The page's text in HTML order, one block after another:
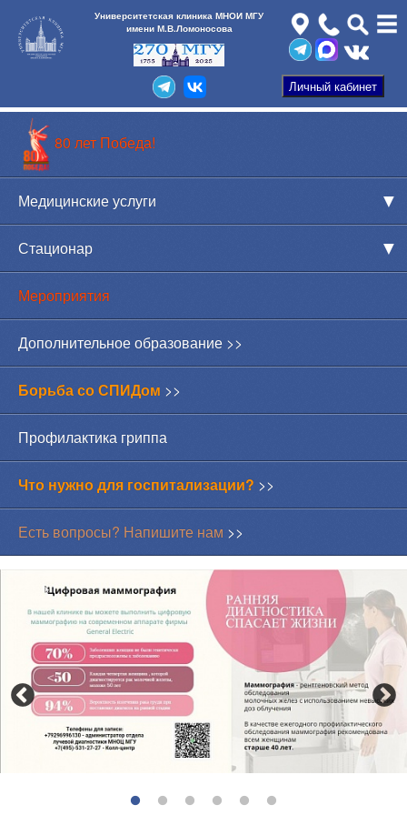
Университетская клиника МНОИ МГУ
имени М.В.Ломоносова
80 лет Победа!
Медицинские услуги
Стационар
Мероприятия
Дополнительное образование >>
Борьба со СПИДом >>
Профилактика гриппа
Что нужно для госпитализации? >>
Есть вопросы? Напишите нам >>